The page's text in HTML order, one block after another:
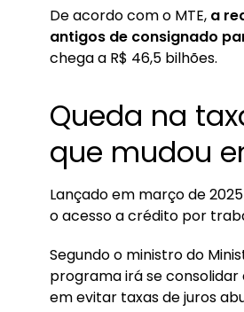
1.3. Crédito vinculado
1.4. Taxa média do
1.5. Consignado vale
2. Como comparar e
2.1. Fatores que
2.2. Quem não pode
3. Consignado CLT vale a
De acordo com o MTE, a
antigos de consignado
chega a R$ 46,5 bilhões.
Queda na
que mudou
Lançado em março de
o acesso a crédito por
Segundo o ministro do
programa irá se
em evitar taxas de juros